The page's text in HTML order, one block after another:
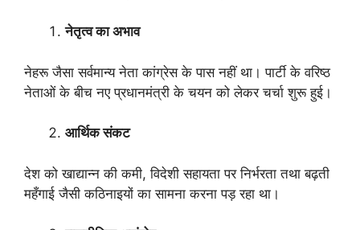
नेतृत्व का अभाव
नेहरू जैसा सर्वमान्य नेता कांग्रेस के पास नहीं था। पार्टी के वरिष्ठ
नेताओं के बीच नए प्रधानमंत्री के चयन को लेकर चर्चा शुरू हुई।
आर्थिक संकट
देश को खाद्यान्न की कमी, विदेशी सहायता पर निर्भरता तथा बढ़ती
महँगाई जैसी कठिनाइयों का सामना करना पड़ रहा था।